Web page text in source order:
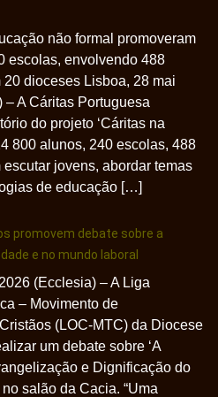
não formal promoveram
escolas, envolvendo 488
20 dioceses Lisboa, 28 mai
– A Cáritas Portuguesa
do projeto ‘Cáritas na
800 alunos, 240 escolas, 488
jovens, abordar temas
de educação […]
promovem debate sobre a
e no mundo laboral
(Ecclesia) – A Liga
– Movimento de
(LOC-MTC) da Diocese
um debate sobre ‘A
e Dignificação do
salão da Cacia. “Uma